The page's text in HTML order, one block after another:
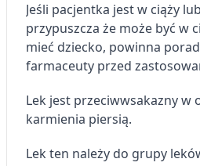
Jeśli pacjentka jest w ciąży
przypuszcza że może być w
mieć dziecko, powinna
farmaceuty przed
Lek jest przeciwwsakazny w
karmienia piersią.
Lek ten należy do grupy